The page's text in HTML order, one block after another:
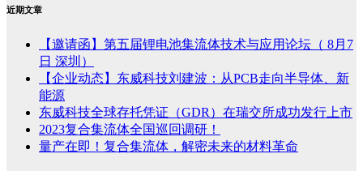
近期文章
【邀请函】第五届锂电池集流体技术与应用论坛（ 8月7
日 深圳）
【企业动态】东威科技刘建波：从PCB走向半导体、新
能源
东威科技全球存托凭证（GDR）在瑞交所成功发行上市
2023复合集流体全国巡回调研！
量产在即！复合集流体，解密未来的材料革命